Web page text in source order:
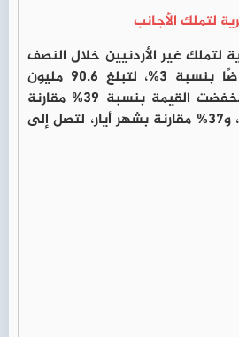
لتملك الأجانب
لتملك غير الأردنيين خلال النصف
الأول من 2025 انخفاضًا بنسبة 3%، لتبلغ 90.6 مليون
دينار. وفي حزيران، انخفضت القيمة بنسبة 39% مقارنة
بالشهر ذاته من 2024، و37% مقارنة بشهر أيار، لتصل إلى